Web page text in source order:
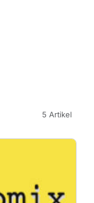
5 Artikel